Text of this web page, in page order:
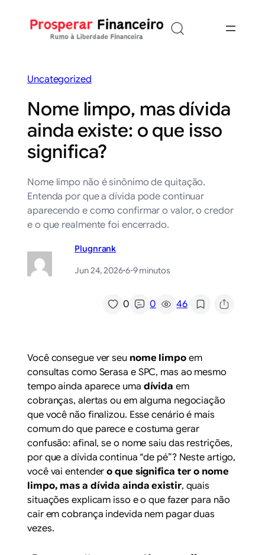
Uncategorized
Nome limpo, mas dívida
ainda existe: o que isso
significa?
Nome limpo não é sinônimo de quitação.
Entenda por que a dívida pode continuar
aparecendo e como confirmar o valor, o credor
e o que realmente foi encerrado.
Plugnrank
Jun 24, 2026·6-9 minutos
0 0 46/
Você consegue ver seu nome limpoem
consultas como Serasa e SPC, mas ao mesmo
tempo ainda aparece uma dívida em
cobranças, alertas ou em alguma negociação
que você não finalizou. Esse cenário é mais
comum do que parece e costuma gerar
confusão: afinal, se o nome saiu das restrições,
por que a dívida continua “de pé”? Neste artigo,
você vai entendero que significa ter o nome
limpo, mas a dívida ainda existir, quais
situações explicam isso e o que fazer para não
cair em cobrança indevida nem pagar duas
vezes.